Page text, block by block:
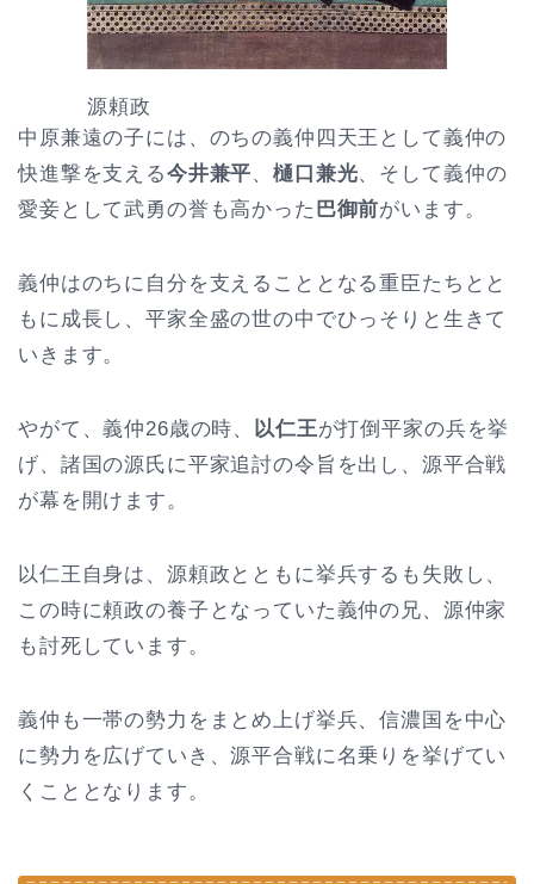
源頼政
中原兼遠の子には、のちの義仲四天王として義仲の
快進撃を支える今井兼平、樋口兼光、そして義仲の
愛妾として武勇の誉も高かった 巴御前がいます。
義仲はのちに自分を支えることとなる重臣たちとと
もに成長し、平家全盛の世の中でひっそりと生きて
いきます。
やがて、義仲26歳の時、 以仁王が打倒平家の兵を挙
げ、諸国の源氏に平家追討の令旨を出し、源平合戦
が幕を開けます。
以仁王自身は、源頼政とともに挙兵するも失敗し、
この時に頼政の養子となっていた義仲の兄、源仲家
も討死しています。
義仲も一帯の勢力をまとめ上げ挙兵、信濃国を中心
に勢力を広げていき、源平合戦に名乗りを挙げてい
くこととなります。